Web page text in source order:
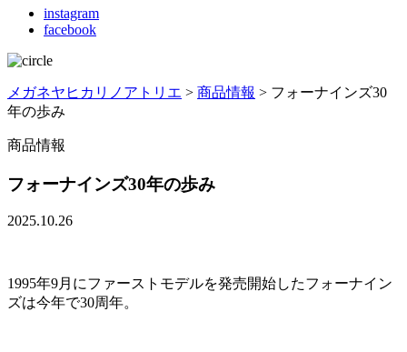
instagram
facebook
メガネヤヒカリノアトリエ > 商品情報 > フォーナインズ30
年の歩み
商品情報
フォーナインズ30年の歩み
2025.10.26
1995年9月にファーストモデルを発売開始したフォーナイン
ズは今年で30周年。